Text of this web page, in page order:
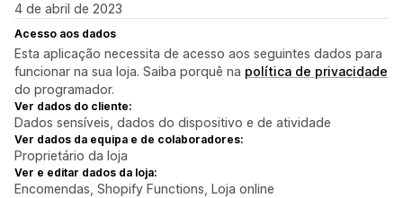
4 de abril de 2023
Acesso aos dados
Esta aplicação necessita de acesso aos seguintes dados para
funcionar na sua loja. Saiba porquê na política de privacidade
do programador.
Ver dados do cliente:
Dados sensíveis, dados do dispositivo e de atividade
Ver dados da equipa e de colaboradores:
Proprietário da loja
Ver e editar dados da loja:
Encomendas, Shopify Functions, Loja online